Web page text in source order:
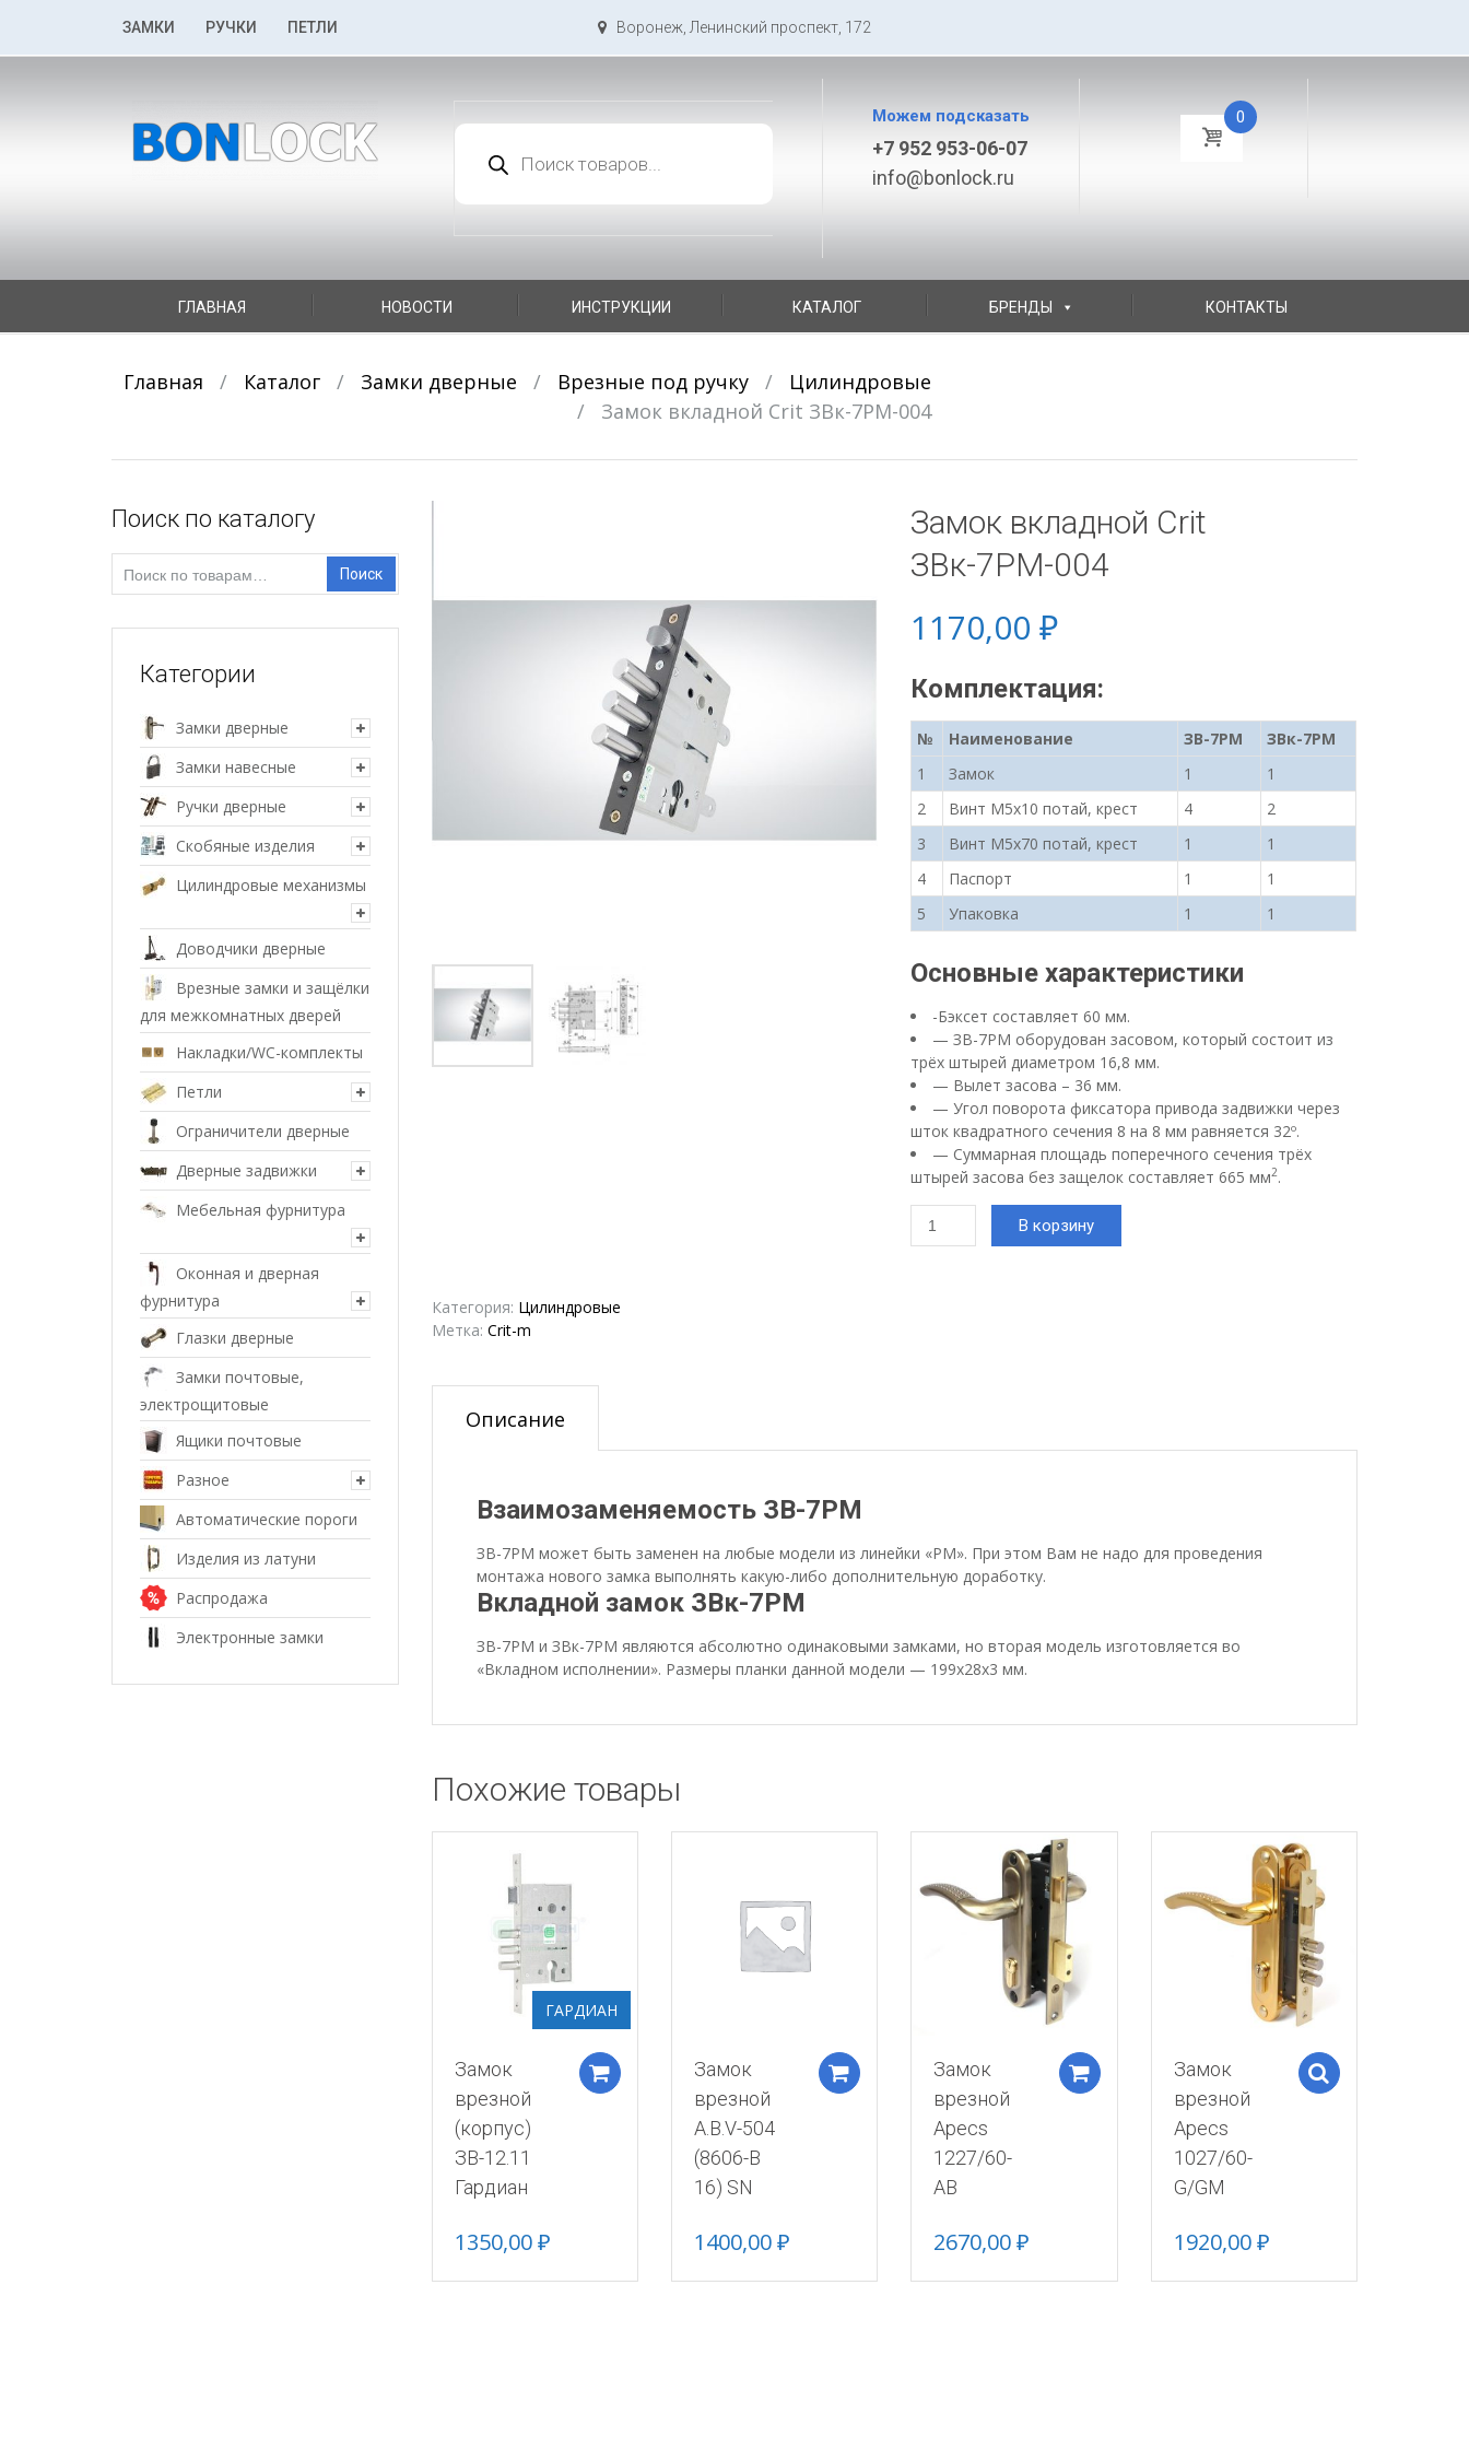
ЗАМКИ РУЧКИ ПЕТЛИ Воронеж, Ленинский проспект, 172
товаров
Можем подсказать
+7 952 953-06-07
info@bonlock.ru
0
содержимомуГЛАВНАЯ НОВОСТИ ИНСТРУКЦИИ КАТАЛОГ БРЕНДЫ КОНТАКТЫ
Главная / Каталог / Замки дверные / Врезные под ручку /
Цилиндровые
/
Замок вкладной Crit ЗВк-7РМ-004
Замок вкладной Crit
ЗВк-7РМ-004
1170,00₽
Комплектация:
№ Наименование ЗВ-7РМ
ЗВк-7РМ
1
Замок 1
1
2
Винт М5х10 потай, крест 4
2
3
Винт М5х70 потай, крест 1
1
4
Паспорт 1
1
5
Упаковка 1 1
Основные характеристики
-Бэксет составляет 60 мм.
— ЗВ-7РМ оборудован засовом, который состоит из
трёх штырей диаметром 16,8 мм.
— Вылет засова – 36 мм.
— Угол поворота фиксатора привода задвижки через
шток квадратного сечения 8 на 8 мм равняется 32º.
— Суммарная площадь поперечного сечения трёх
штырей засова без защелок составляет 665 мм2.
Количество
товара
В корзину
Категория: Цилиндровые
Метка: Crit-m
Описание
Взаимозаменяемость ЗВ-7РМ
ЗВ-7РМ может быть заменен на любые модели из линейки «РМ». При этом Вам не надо для проведения
монтажа нового замка выполнять какую-либо дополнительную доработку.
Вкладной замок ЗВк-7РМ
ЗВ-7РМ и ЗВк-7РМ являются абсолютно одинаковыми замками, но вторая модель изготовляется во
«Вкладном исполнении». Размеры планки данной модели — 199х28х3 мм.
Похожие товары
ГАРДИАН
Замок
врезной
(корпус)
ЗВ-12.11
Гардиан
1350,00₽
Добавить в корзину
Замок
врезной
A.B.V-504
(8606-B
16) SN
1400,00₽
Добавить в корзину
Замок
врезной
Apecs
1227/60-
AB
2670,00₽
Добавить в корзину
Замок
врезной
Apecs
1027/60-
G/GM
1920,00₽
Поиск по каталогу
Поиск
Категории
Замки дверные
Замки навесные
Ручки дверные
Скобяные изделия
Цилиндровые механизмы
Доводчики дверные
Врезные замки и защёлки
для межкомнатных дверей
Накладки/WC-комплекты
Петли
Ограничители дверные
Дверные задвижки
Мебельная фурнитура
Оконная и дверная
фурнитура
Глазки дверные
Замки почтовые,
электрощитовые
Ящики почтовые
Разное
Автоматические пороги
Изделия из латуни
Распродажа
Электронные замки